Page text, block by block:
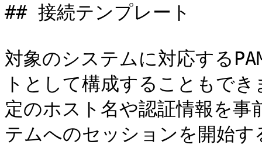
## 接続テンプレート
対象のシステムに対応する
トとして構成することもで
定のホスト名や認証情報を
テムへのセッションを開始